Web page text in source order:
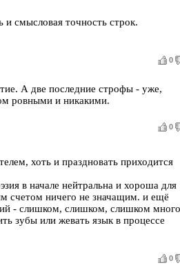
и смысловая точность строк.
0
А две последние строфы - уже,
ровными и никакими.
0
хоть и праздновать приходится
в начале нейтральна и хороша для
счетом ничего не значащим. и ещё
- слишком, слишком, слишком
зубы или жевать язык в процессе
0